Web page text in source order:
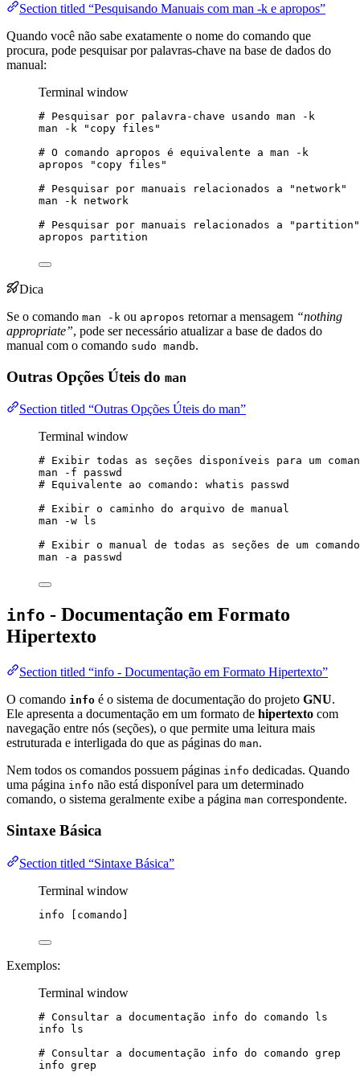
Section titled “Pesquisando Manuais com man -k e apropos”
Quando você não sabe exatamente o nome do comando que
procura, pode pesquisar por palavras-chave na base de dados do
manual:
Terminal window
# Pesquisar por palavra-chave usando man -k
man
-k " copy files "
# O comando apropos é equivalente a man -k
apropos
" copy files "
# Pesquisar por manuais relacionados a "network"
man
-k
network
# Pesquisar por manuais relacionados a "partition"
apropos
partition
Dica
Se o comando man -k ou apropos retornar a mensagem “nothing
appropriate”, pode ser necessário atualizar a base de dados do
manual com o comando sudo mandb.
Outras Opções Úteis do man
Section titled “Outras Opções Úteis do man”
Terminal window
# Exibir todas as seções disponíveis para um
man
-f
passwd
# Equivalente ao comando: whatis passwd
# Exibir o caminho do arquivo de manual
man
-w
ls
# Exibir o manual de todas as seções de um comando
man
-a passwd
info - Documentação em Formato
Hipertexto
Section titled “info - Documentação em Formato Hipertexto”
O comando info é o sistema de documentação do projeto GNU.
Ele apresenta a documentação em um formato de hipertexto com
navegação entre nós (seções), o que permite uma leitura mais
estruturada e interligada do que as páginas do man.
Nem todos os comandos possuem páginas info dedicadas. Quando
uma página info não está disponível para um determinado
comando, o sistema geralmente exibe a página man correspondente.
Sintaxe Básica
Section titled “Sintaxe Básica”
Terminal window
info [comando]
Exemplos:
Terminal window
# Consultar a documentação info do comando ls
info
ls
# Consultar a documentação info do comando grep
info grep